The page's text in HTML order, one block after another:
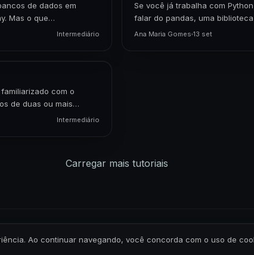
de dados em
Mas o que
Intermediário
Se você já trabalha com
falar do pandas, uma
dados.…
Ana Maria Gomes 13 set
com o
de duas ou mais
Intermediário
Carregar mais tutoriais
Ao continuar navegando, você concorda com o uso de